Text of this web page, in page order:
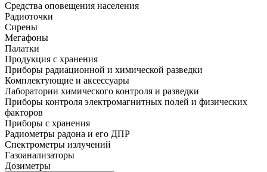
Средства оповещения населения
Радиоточки
Сирены
Мегафоны
Палатки
Продукция с хранения
Приборы радиационной и химической разведки
Комплектующие и аксессуары
Лаборатории химического контроля и разведки
Приборы контроля электромагнитных полей и физических
факторов
Приборы с хранения
Радиометры радона и его ДПР
Спектрометры излучений
Газоанализаторы
Дозиметры